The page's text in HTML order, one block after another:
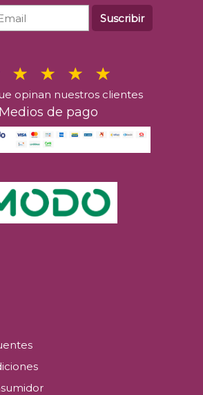
Suscribir
opinan nuestros clientes
Medios de pago